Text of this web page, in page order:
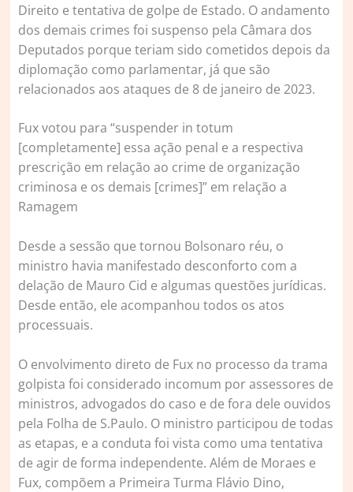
Direito e tentativa de golpe de Estado. O andamento
dos demais crimes foi suspenso pela Câmara dos
Deputados porque teriam sido cometidos depois da
diplomação como parlamentar, já que são
relacionados aos ataques de 8 de janeiro de 2023.
Fux votou para “suspender in totum
[completamente] essa ação penal e a respectiva
prescrição em relação ao crime de organização
criminosa e os demais [crimes]” em relação a
Ramagem
Desde a sessão que tornou Bolsonaro réu, o
ministro havia manifestado desconforto com a
delação de Mauro Cid e algumas questões jurídicas.
Desde então, ele acompanhou todos os atos
processuais.
O envolvimento direto de Fux no processo da trama
golpista foi considerado incomum por assessores de
ministros, advogados do caso e de fora dele ouvidos
pela Folha de S.Paulo. O ministro participou de todas
as etapas, e a conduta foi vista como uma tentativa
de agir de forma independente. Além de Moraes e
Fux, compõem a Primeira Turma Flávio Dino,